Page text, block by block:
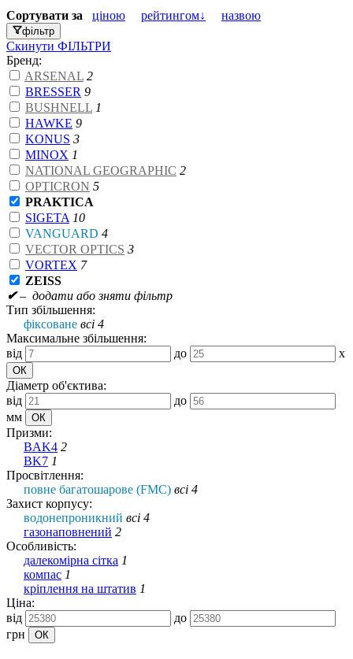
Сортувати за ціною рейтингом↓ назвою
фільтр
Скинути ФІЛЬТРИ
Бренд:
ARSENAL 2
BRESSER 9
BUSHNELL 1
HAWKE 9
KONUS 3
MINOX 1
NATIONAL GEOGRAPHIC 2
OPTICRON 5
PRAKTICA
SIGETA 10
VANGUARD 4
VECTOR OPTICS 3
VORTEX 7
ZEISS
✔– додати або зняти фільтр
Тип збільшення:
фіксоване всі 4
Максимальне збільшення:
від
до x
Діаметр об'єктива:
від
до
мм
Призми:
BAK4 2
BK7 1
Просвітлення:
повне багатошарове (FMC) всі 4
Захист корпусу:
водонепроникний всі 4
газонаповнений 2
Особливість:
далекомірна сітка 1
компас 1
кріплення на штатив 1
Ціна:
від
до
грн